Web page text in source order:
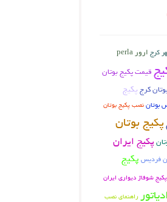
کرج ارور perla
قیمت پکیج بوتان
کرج پکیج
بوتاننصب پکیج بوتان
پکیج بوتان
پکیج ایران
فردیس پکیج
پکیج شوفاژ دیواری ایران
راهنمای نصب